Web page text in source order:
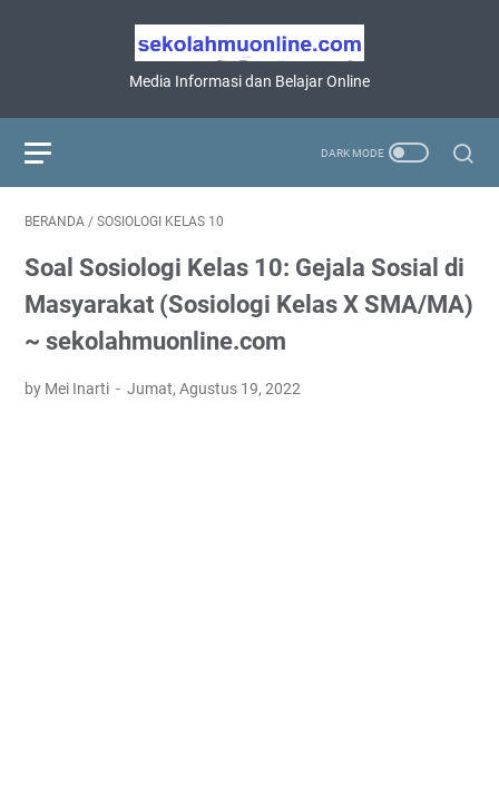
Media Informasi dan Belajar Online
BERANDA / SOSIOLOGI KELAS 10
Soal Sosiologi Kelas 10: Gejala Sosial di
Masyarakat (Sosiologi Kelas X SMA/MA)
~ sekolahmuonline.com
by Mei Inarti Jumat, Agustus 19, 2022